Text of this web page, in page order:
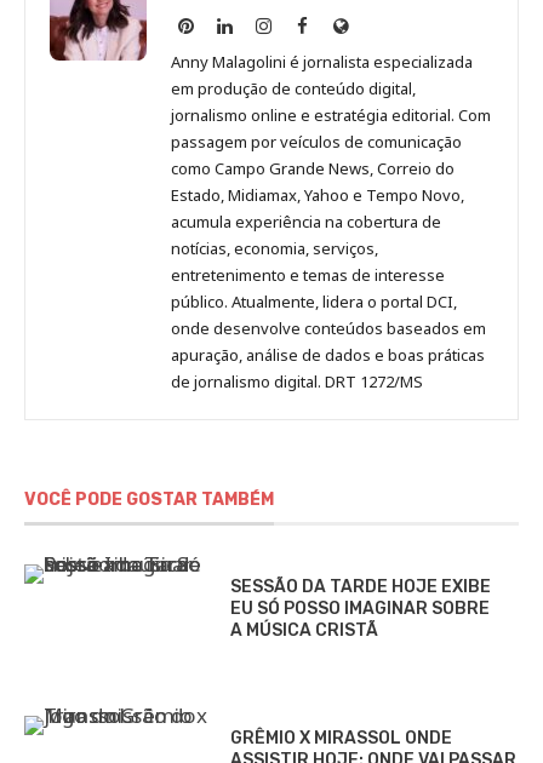
Anny
Malagolini
no
Pinterest
Anny
Malagolini
no
LinkedIn
Anny
Malagolini
no
Instagram
Anny
Malagolini
no
Facebook
Site
de
Anny
Malagolini
Anny Malagolini é jornalista especializada
em produção de conteúdo digital,
jornalismo online e estratégia editorial. Com
passagem por veículos de comunicação
como Campo Grande News, Correio do
Estado, Midiamax, Yahoo e Tempo Novo,
acumula experiência na cobertura de
notícias, economia, serviços,
entretenimento e temas de interesse
público. Atualmente, lidera o portal DCI,
onde desenvolve conteúdos baseados em
apuração, análise de dados e boas práticas
de jornalismo digital. DRT 1272/MS
VOCÊ PODE GOSTAR TAMBÉM
SESSÃO DA TARDE HOJE EXIBE
EU SÓ POSSO IMAGINAR SOBRE
A MÚSICA CRISTÃ
GRÊMIO X MIRASSOL ONDE